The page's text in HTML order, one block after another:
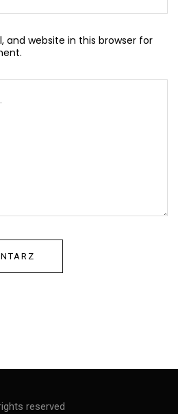
and website in this browser for
reserved